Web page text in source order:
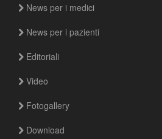
News per i medici
News per i pazienti
Editoriali
Video
Fotogallery
Download